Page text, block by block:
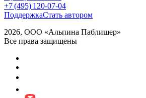
+7 (495) 120-07-04
ПоддержкаСтать автором
2026, ООО «Альпина Паблишер»
Все права защищены